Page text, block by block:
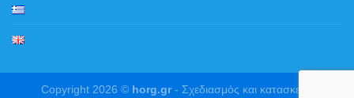
Copyright 2026 © horg.gr- Σχεδιασμός και κατασκευή